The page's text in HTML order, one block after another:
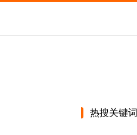
热搜关键词